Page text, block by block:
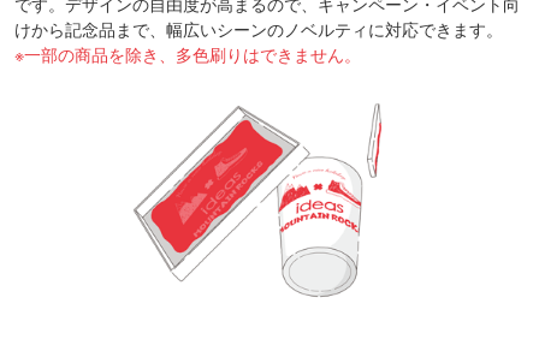
けから記念品まで、 幅広いシーンのノベルティに対応できます。
※一部の商品を除き、多色刷りはできません。